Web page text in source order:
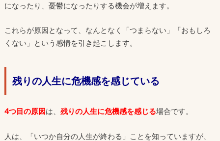
になったり、憂鬱になったりする機会が増えます。
これらが原因となって、なんとなく「つまらない」「おもしろ
くない」という感情を引き起こします。
残りの人生に危機感を感じている
4つ目の原因は、 残りの人生に危機感を感じる場合です。
人は、「いつか自分の人生が終わる」ことを知っていますが、